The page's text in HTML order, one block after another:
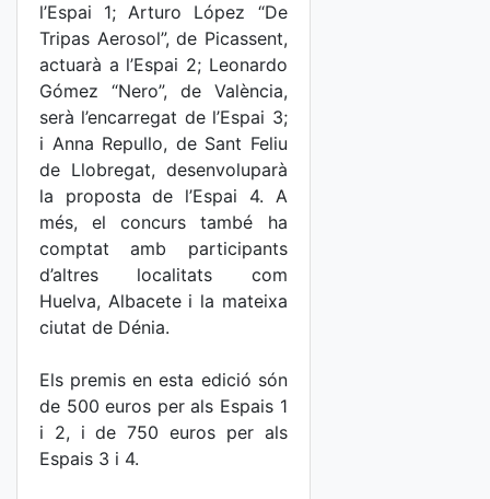
l’Espai 1; Arturo López “De
Tripas Aerosol”, de Picassent,
actuarà a l’Espai 2; Leonardo
Gómez “Nero”, de València,
serà l’encarregat de l’Espai 3;
i Anna Repullo, de Sant Feliu
de Llobregat, desenvoluparà
la proposta de l’Espai 4. A
més, el concurs també ha
comptat amb participants
d’altres localitats com
Huelva, Albacete i la mateixa
ciutat de Dénia.
Els premis en esta edició són
de 500 euros per als Espais 1
i 2, i de 750 euros per als
Espais 3 i 4.